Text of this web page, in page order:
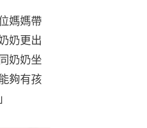
媽媽帶
奶更出
奶奶坐
夠有孩